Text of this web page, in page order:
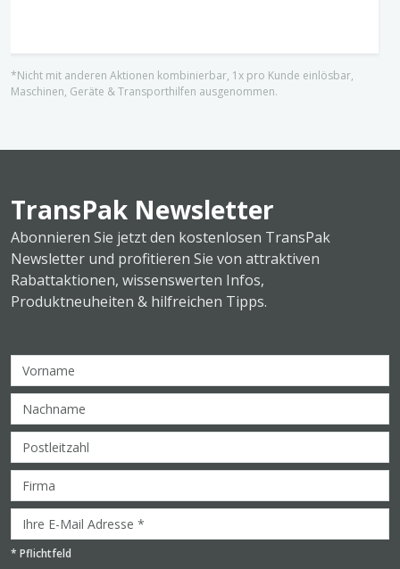
*Nicht mit anderen Aktionen kombinierbar, 1x pro Kunde einlösbar,
Maschinen, Geräte & Transporthilfen ausgenommen.
TransPak Newsletter
Abonnieren Sie jetzt den kostenlosen TransPak
Newsletter und profitieren Sie von attraktiven
Rabattaktionen, wissenswerten Infos,
Produktneuheiten & hilfreichen Tipps.
* Pflichtfeld